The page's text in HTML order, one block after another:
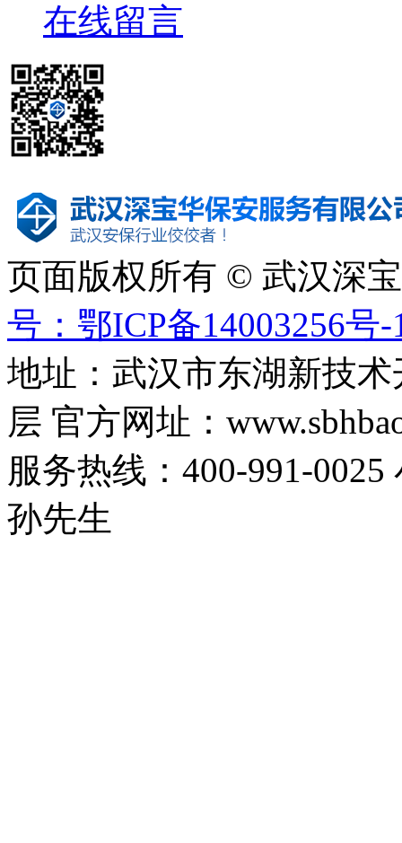
在线留言
页面版权所有 © 武汉深
号：鄂ICP备14003256号-
地址：武汉市东湖新技
层 官方网址：
服务热线：400-991-
孙先生